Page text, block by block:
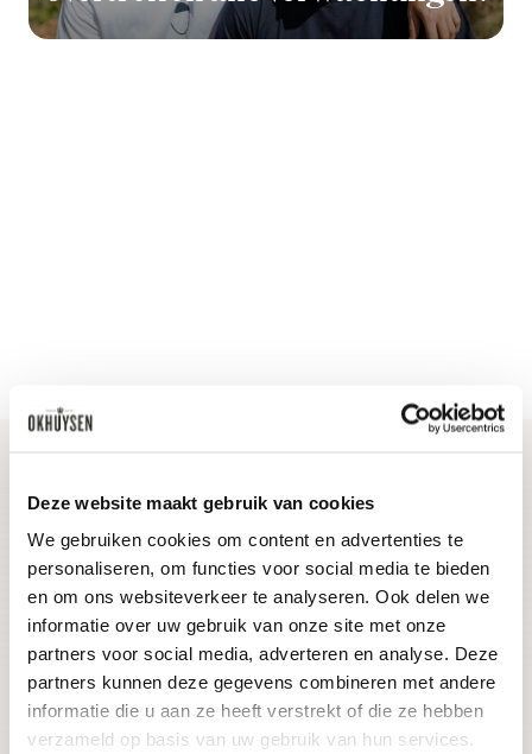
Deze website maakt gebruik van cookies
We gebruiken cookies om content en advertenties te
personaliseren, om functies voor social media te bieden
en om ons websiteverkeer te analyseren. Ook delen we
informatie over uw gebruik van onze site met onze
partners voor social media, adverteren en analyse. Deze
partners kunnen deze gegevens combineren met andere
informatie die u aan ze heeft verstrekt of die ze hebben
verzameld op basis van uw gebruik van hun services.
Blijf op de hoogte
Ontvang het laatste wijnnieuws, proeverijen en
evenementen
E-mailadres
Aanmelden